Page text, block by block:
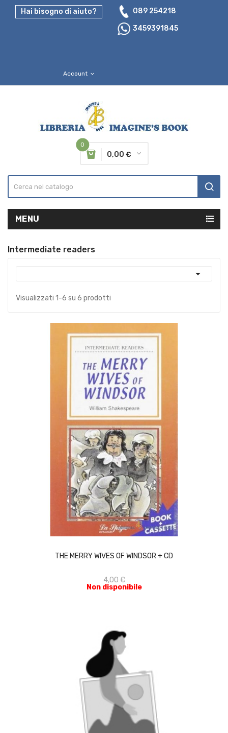
Hai bisogno di aiuto?
089 254218
3459391845
Account expand_more
0
0,00 €
MENU
Intermediate readers

Visualizzati 1-6 su 6 prodotti
THE MERRY WIVES OF WINDSOR + CD
4,00 €
Non disponibile
ACQUISTA